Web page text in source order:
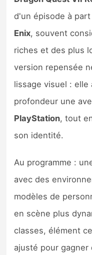
d'un épisode à
Enix, souvent
riches et des plus
version repensée
lissage visuel : elle
profondeur une
PlayStation, tout
son identité.
Au programme :
avec des
modèles de
en scène plus
classes, élément
ajusté pour